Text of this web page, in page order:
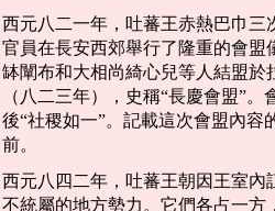
西元八二一年，吐蕃王赤熱巴巾
官員在長安西郊舉行了隆重的會
缽闡布和大相尚綺心兒等人結盟
（八二三年），史稱“長慶會盟”
後“社稷如一”。記載這次會盟內容
前。
西元八四二年，吐蕃王朝因王室
不統屬的地方勢力。它們各占一方